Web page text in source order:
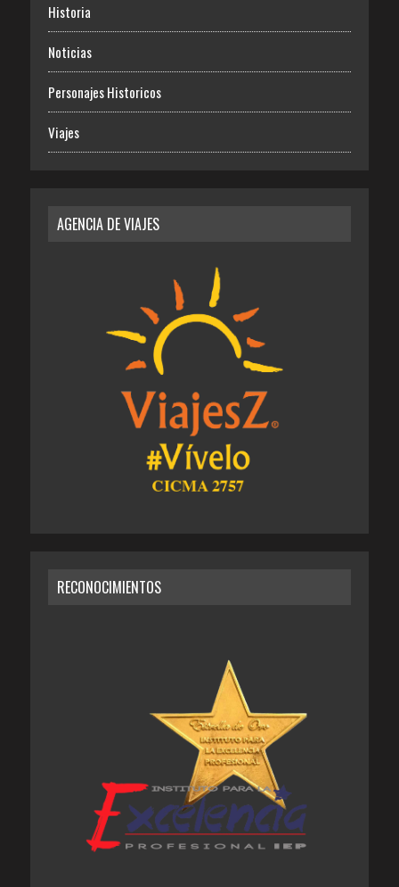
Historia
Noticias
Personajes Historicos
Viajes
AGENCIA DE VIAJES
RECONOCIMIENTOS